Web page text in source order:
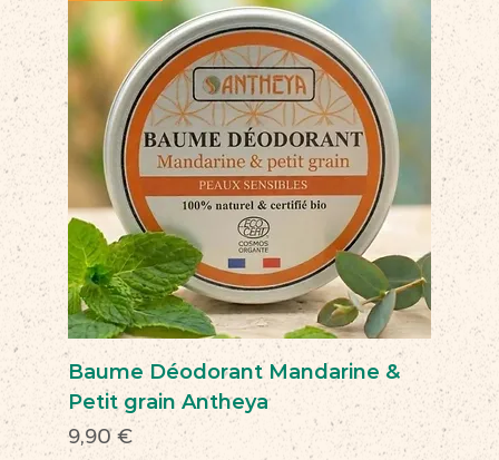
Baume Déodorant Mandarine &
Petit grain Antheya
Prix
9,90 €